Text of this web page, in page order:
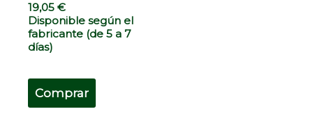
19,05€
Disponible según el
fabricante (de 5 a 7
días)
Comprar